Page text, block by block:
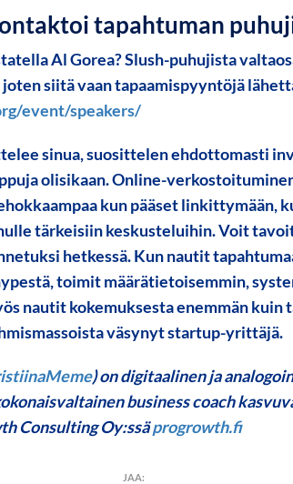
tapahtuman
Al Gorea? Slush-puhujista
siitä vaan tapaamispyyntöjä
event/speakers/
sinua, suosittelen ehdottomasti
olisikaan. Online-
kun pääset linkittymään,
tärkeisiin keskusteluihin. Voit
hetkessä. Kun nautit
toimit määrätietoisemmin,
nautit kokemuksesta enemmän kuin
väsynyt startup-yrittäjä.
) on digitaalinen ja
business coach
Consulting Oy:ssäprogrowth.fi
JAA: